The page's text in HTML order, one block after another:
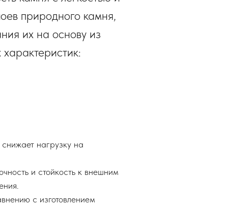
природного камня,
их на основу из
нагрузку на
и стойкость к внешним
с изготовлением